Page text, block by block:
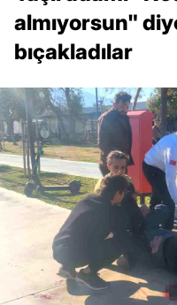
almıyorsun"
bıçakladılar